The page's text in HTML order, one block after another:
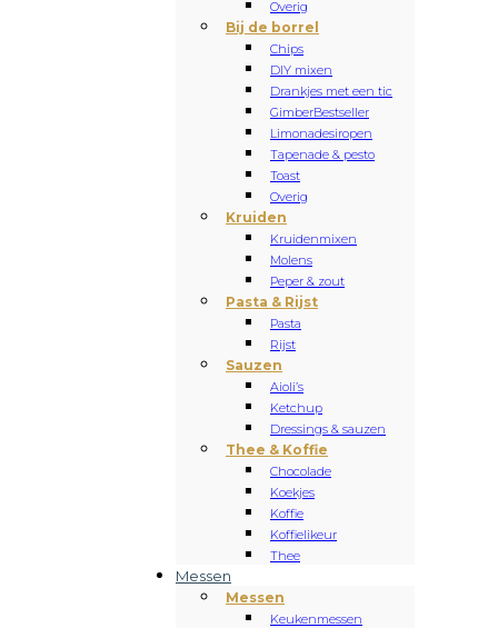
Overig
Bij de borrel
Chips
DIY mixen
Drankjes met een tic
GimberBestseller
Limonadesiropen
Tapenade & pesto
Toast
Overig
Kruiden
Kruidenmixen
Molens
Peper & zout
Pasta & Rijst
Pasta
Rijst
Sauzen
Aioli’s
Ketchup
Dressings & sauzen
Thee & Koffie
Chocolade
Koekjes
Koffie
Koffielikeur
Thee
Messen
Messen
Keukenmessen